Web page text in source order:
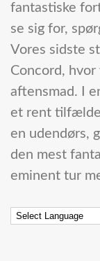
fantastiske
se sig for,
Vores sidste
Concord,
aftensmad. I
et rent
en udendørs,
den mest
eminent tur